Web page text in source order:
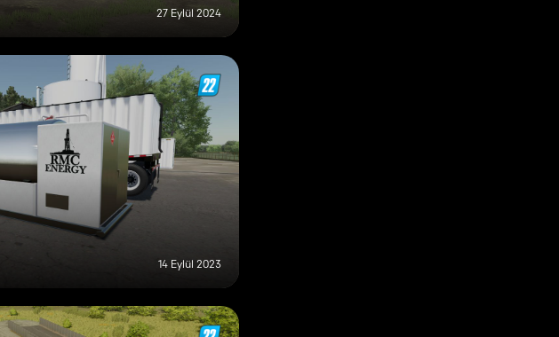
27 Eylül 2024
14 Eylül 2023